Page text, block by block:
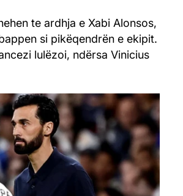
te ardhja e Xabi Alonsos,
si pikëqendrën e ekipit.
lulëzoi, ndërsa Vinicius